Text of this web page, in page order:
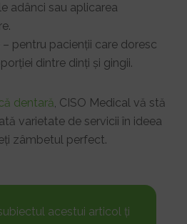
adânci sau aplicarea
– pentru pacienții care doresc
dintre dinți și gingii.
dentară, CISO Medical vă stă
varietate de servicii în ideea
zâmbetul perfect.
acestui articol ți